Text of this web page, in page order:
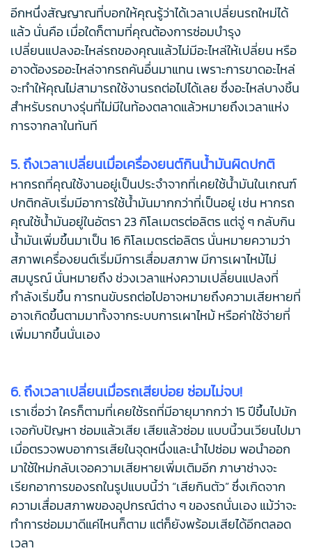
อีกหนึ่งสัญญาณที่บอกให้คุณรู้ว่าได้เวลาเปลี่ยนรถใหม่ได้
แล้ว นั่นคือ เมื่อใดก็ตามที่คุณต้องการซ่อมบำรุง
เปลี่ยนแปลงอะไหล่รถของคุณแล้วไม่มีอะไหล่ให้เปลี่ยน หรือ
อาจต้องรออะไหล่จากรถคันอื่นมาแทน เพราะการขาดอะไหล่
จะทำให้คุณไม่สามารถใช้งานรถต่อไปได้เลย ซึ่งอะไหล่บางชิ้น
สำหรับรถบางรุ่นที่ไม่มีในท้องตลาดแล้วหมายถึงเวลาแห่ง
การจากลาในทันที
5. ถึงเวลาเปลี่ยนเมื่อเครื่องยนต์กินน้ำมันผิดปกติ
หากรถที่คุณใช้งานอยู่เป็นประจำจากที่เคยใช้น้ำมันในเกณฑ์
ปกติกลับเริ่มมีอาการใช้น้ำมันมากกว่าที่เป็นอยู่ เช่น หากรถ
คุณใช้น้ำมันอยู่ในอัตรา 23 กิโลเมตรต่อลิตร แต่จู่ ๆ กลับกิน
น้ำมันเพิ่มขึ้นมาเป็น 16 กิโลเมตรต่อลิตร นั่นหมายความว่า
สภาพเครื่องยนต์เริ่มมีการเสื่อมสภาพ มีการเผาไหม้ไม่
สมบูรณ์ นั่นหมายถึง ช่วงเวลาแห่งความเปลี่ยนแปลงที่
กำลังเริ่มขึ้น การทนขับรถต่อไปอาจหมายถึงความเสียหายที่
อาจเกิดขึ้นตามมาทั้งจากระบบการเผาไหม้ หรือค่าใช้จ่ายที่
เพิ่มมากขึ้นนั่นเอง
6. ถึงเวลาเปลี่ยนเมื่อรถเสียบ่อย ซ่อมไม่จบ!
เราเชื่อว่า ใครก็ตามที่เคยใช้รถที่มีอายุมากกว่า 15 ปีขึ้นไปมัก
เจอกับปัญหา ซ่อมแล้วเสีย เสียแล้วซ่อม แบบนี้วนเวียนไปมา
เมื่อตรวจพบอาการเสียในจุดหนึ่งและนำไปซ่อม พอนำออก
มาใช้ใหม่กลับเจอความเสียหายเพิ่มเติมอีก ภาษาช่างจะ
เรียกอาการของรถในรูปแบบนี้ว่า “เสียกินตัว” ซึ่งเกิดจาก
ความเสื่อมสภาพของอุปกรณ์ต่าง ๆ ของรถนั่นเอง แม้ว่าจะ
ทำการซ่อมมาดีแค่ไหนก็ตาม แต่ก็ยังพร้อมเสียได้อีกตลอด
เวลา